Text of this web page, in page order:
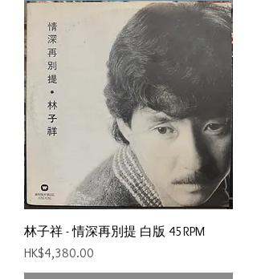
林子祥 - 情深再別提 白版 45RPM
價格
HK$4,380.00